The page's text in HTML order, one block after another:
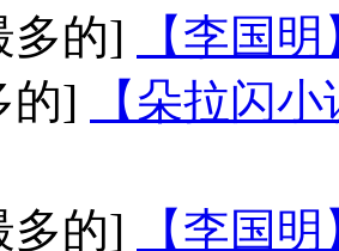
多的]
【李国
的]
【朵拉闪
多的]
【李国